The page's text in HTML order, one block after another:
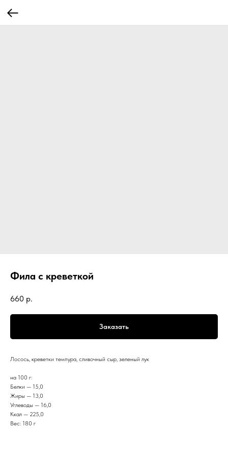
Фила с креветкой
660 р.
Заказать
Лосось, креветки темпура, сливочный сыр, зеленый лук
на 100 г:
Белки — 15,0
Жиры — 13,0
Углеводы — 16,0
Ккал — 225,0
Вес: 180 г